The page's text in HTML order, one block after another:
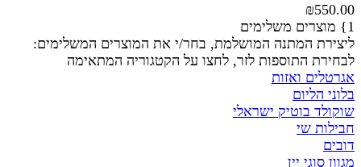
₪550.00
1} מוצרים משלימים
ליצירת המתנה המושלמת, בחר/י את המוצרים המשלימים:
לבחירת התוספות לזר, לחצו על הקטגוריה המתאימה
אגרטלים ואזות
בלוני הליום
שוקולד בוטיק ישראלי
חבילות שי
דובים
מגוון סוגי יין